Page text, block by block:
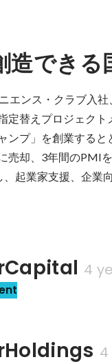
造でき
エンス・クラブ⼊
定替えプロジェク
ンプ」を創業する
売却、3年間のPMI
起業家⽀援、企業
4